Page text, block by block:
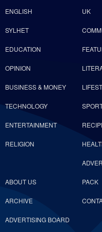
ENGLISH UK
SYLHET
EDUCATION
OPINION
BUSINESS & MONEY
TECHNOLOGY
ENTERTAINMENT
RELIGION
ABOUT US PACK
ARCHIVE
ADVERTISING BOARD